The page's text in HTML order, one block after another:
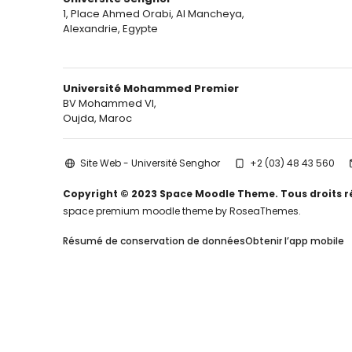
1, Place Ahmed Orabi, Al Mancheya,
Alexandrie, Egypte
Université Mohammed Premier
BV Mohammed VI,
Oujda, Maroc
Site Web - Université Senghor +2 (03) 48 43 560
Copyright © 2023 Space Moodle Theme. Tous droits
space premium moodle theme by RoseaThemes.
Résumé de conservation de donnéesObtenir l’app mobile